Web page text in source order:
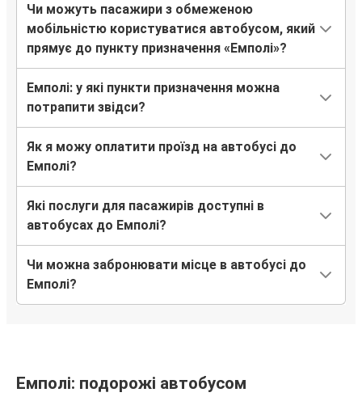
Чи можуть пасажири з обмеженою
мобільністю користуватися автобусом, який
прямує до пункту призначення «Емполі»?
Емполі: у які пункти призначення можна
потрапити звідси?
Як я можу оплатити проїзд на автобусі до
Емполі?
Які послуги для пасажирів доступні в
автобусах до Емполі?
Чи можна забронювати місце в автобусі до
Емполі?
Емполі: подорожі автобусом